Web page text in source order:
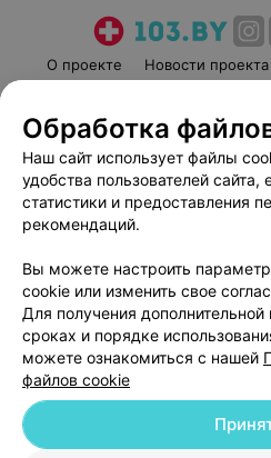
О проекте Новости проекта
Пользовательское
Вакансии
Написать
Обработка
© 2026 ООО «Артокс Лаб», УНП
Обработка
Наш сайт использует файлы
удобства пользователей сайта,
статистики и предоставления
рекомендаций.
Вы можете настроить
cookie или изменить свое
Для получения
сроках и порядке
можете ознакомиться с нашей
файлов cookie